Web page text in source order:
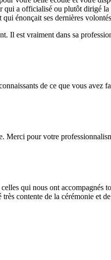
a officialisé ou plutôt dirigé
énonçait ses dernières
Il est vraiment dans sa
de ce que vous avez
Merci pour votre
qui nous ont accompagnés
contente de la cérémonie et